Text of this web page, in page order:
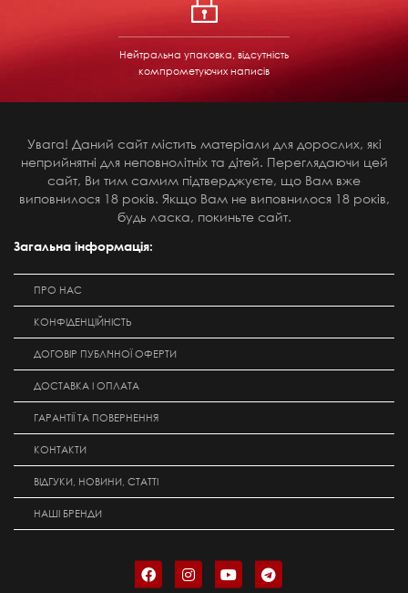
Нейтральна упаковка, відсутність
компрометуючих написів
Увага! Даний сайт містить матеріали для дорослих, які
неприйнятні для неповнолітніх та дітей. Переглядаючи цей
сайт, Ви тим самим підтверджуєте, що Вам вже
виповнилося 18 років. Якщо Вам не виповнилося 18 років,
будь ласка, покиньте сайт.
Загальна інформація:
ПРО НАС
КОНФІДЕНЦІЙНІСТЬ
ДОГОВІР ПУБЛІЧНОЇ ОФЕРТИ
ДОСТАВКА І ОПЛАТА
ГАРАНТІЇ ТА ПОВЕРНЕННЯ
КОНТАКТИ
ВІДГУКИ, НОВИНИ, СТАТТІ
НАШІ БРЕНДИ